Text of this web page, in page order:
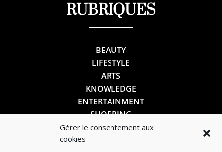
Gérer le consentement aux
cookies
RUBRIQUES
BEAUTY
LIFESTYLE
ARTS
KNOWLEDGE
ENTERTAINMENT
SHOPPING